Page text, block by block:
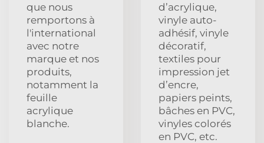
que nous
remportons à
l'international
avec notre
marque et nos
produits,
notamment la
feuille
acrylique
blanche.
d’acrylique,
vinyle auto-
adhésif, vinyle
décoratif,
textiles pour
impression jet
d’encre,
papiers peints,
bâches en PVC,
vinyles colorés
en PVC, etc.